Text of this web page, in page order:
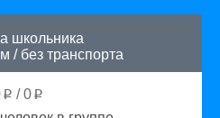
школьника
/ без транспорта
p /0 p